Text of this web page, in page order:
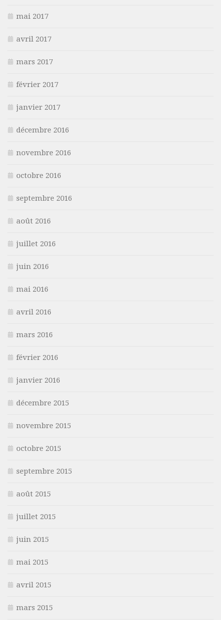
mai 2017
avril 2017
mars 2017
février 2017
janvier 2017
décembre 2016
novembre 2016
octobre 2016
septembre 2016
août 2016
juillet 2016
juin 2016
mai 2016
avril 2016
mars 2016
février 2016
janvier 2016
décembre 2015
novembre 2015
octobre 2015
septembre 2015
août 2015
juillet 2015
juin 2015
mai 2015
avril 2015
mars 2015